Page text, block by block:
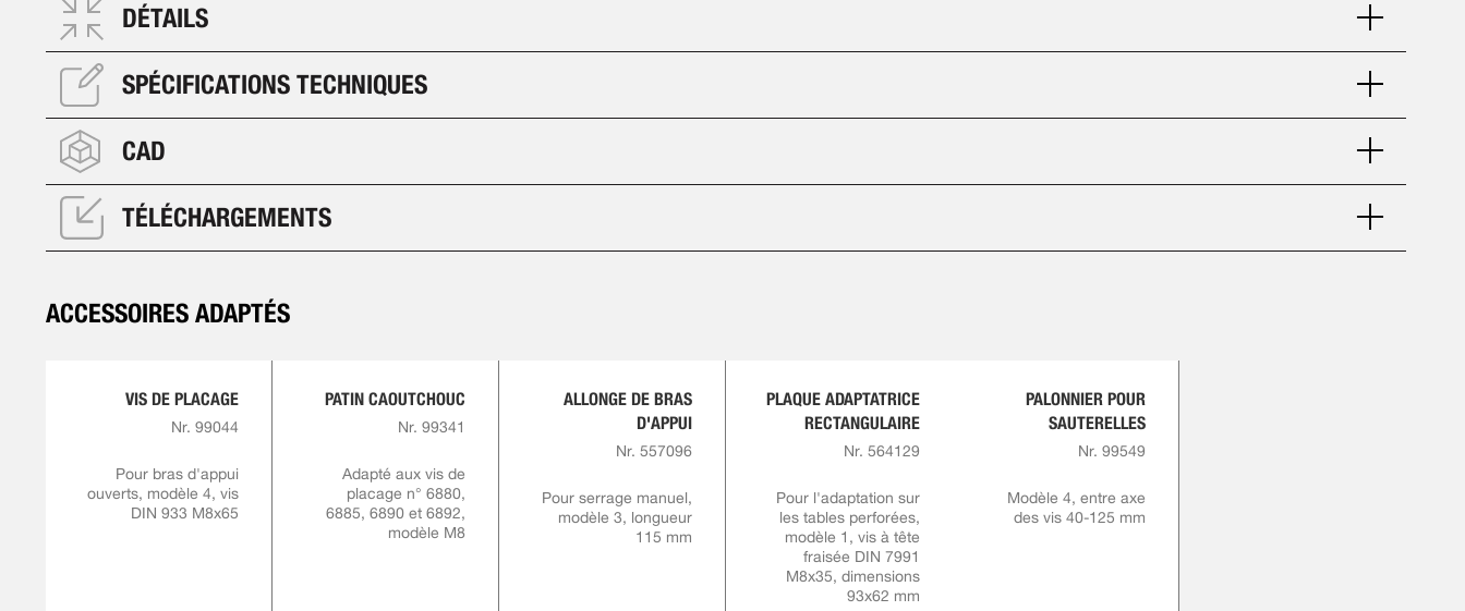
DÉTAILS
SPÉCIFICATIONS TECHNIQUES
CAD
TÉLÉCHARGEMENTS
ACCESSOIRES ADAPTÉS
VIS DE PLACAGE
Nr. 99044
Pour bras d'appui
ouverts, modèle 4, vis
DIN 933 M8x65
PATIN CAOUTCHOUC
Nr. 99341
Adapté aux vis de
placage n° 6880,
6885, 6890 et 6892,
modèle M8
ALLONGE DE BRAS
D'APPUI
Nr. 557096
Pour serrage manuel,
modèle 3, longueur
115 mm
PLAQUE ADAPTATRICE
RECTANGULAIRE
Nr. 564129
Pour l'adaptation sur
les tables perforées,
modèle 1, vis à tête
fraisée DIN 7991
M8x35, dimensions
93x62 mm
PALONNIER POUR
SAUTERELLES
Nr. 99549
Modèle 4, entre axe
des vis 40-125 mm